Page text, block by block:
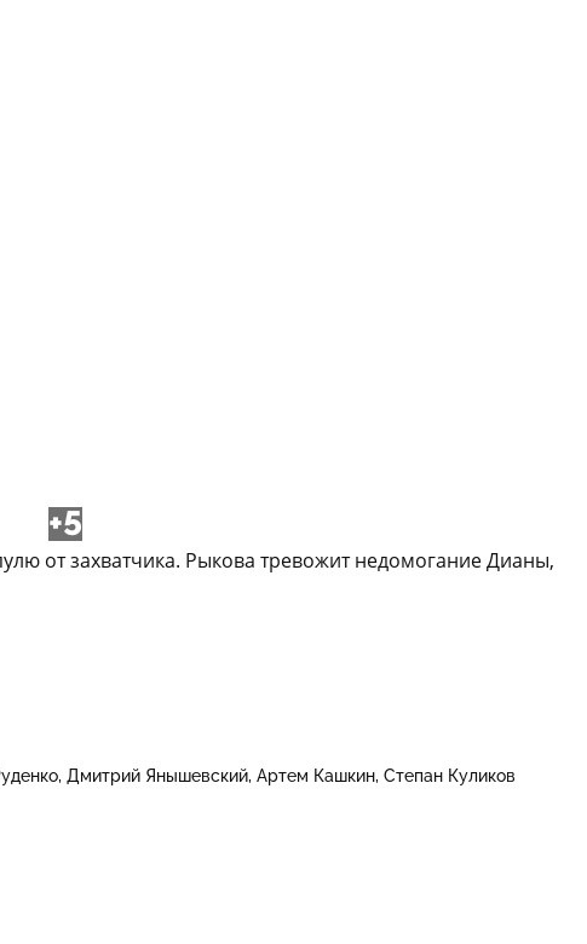
+5
от захватчика. Рыкова тревожит недомогание Дианы,
Дмитрий Янышевский Артем Кашкин Степан Куликов